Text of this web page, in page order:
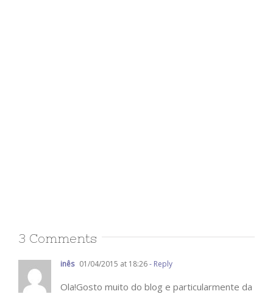
3 Comments
inês 01/04/2015 at 18:26- Reply
Ola!Gosto muito do blog e particularmente da